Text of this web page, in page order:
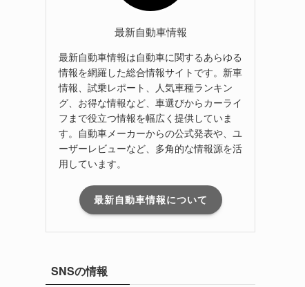
最新自動車情報
最新自動車情報は自動車に関するあらゆる
情報を網羅した総合情報サイトです。新車
情報、試乗レポート、人気車種ランキン
グ、お得な情報など、車選びからカーライ
フまで役立つ情報を幅広く提供していま
す。自動車メーカーからの公式発表や、ユ
ーザーレビューなど、多角的な情報源を活
用しています。
最新自動車情報について
SNSの情報